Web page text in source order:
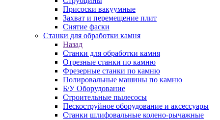
Присоски вакуумные
Захват и перемещение плит
Снятие фаски
Станки для обработки камня
Назад
Станки для обработки камня
Отрезные станки по камню
Фрезерные станки по камню
Полировальные машины по камню
Б/У Оборудование
Строительные пылесосы
Пескоструйное оборудование и аксессуары
Станки шлифовальные колено-рычажные